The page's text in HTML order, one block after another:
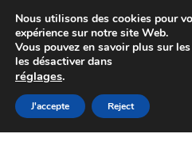
Colissimo livraison
Du lundi au
Aller
à
Aller
au
Nous utilisons des cookies pour
expérience sur notre site Web.
Vous pouvez en savoir plus sur
les désactiver dans
réglages.
J'accepte Reject